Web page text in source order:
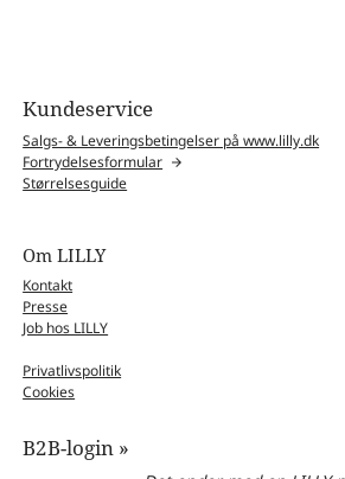
Kundeservice
Salgs- & Leveringsbetingelser på www.lilly.dk
Fortrydelsesformular
Størrelsesguide
Om LILLY
Kontakt
Presse
Job hos LILLY
Privatlivspolitik
Cookies
B2B-login »